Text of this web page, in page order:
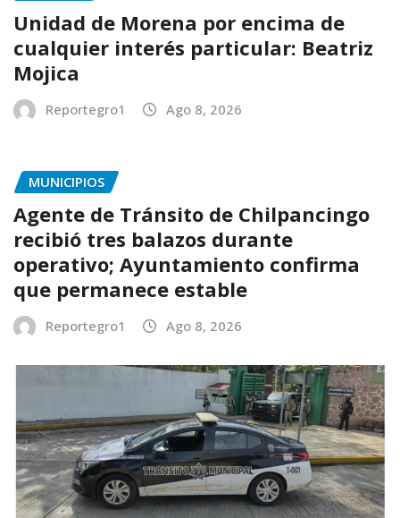
Unidad de Morena por encima de
cualquier interés particular: Beatriz
Mojica
Reportegro1 Ago 8, 2026
MUNICIPIOS
Agente de Tránsito de Chilpancingo
recibió tres balazos durante
operativo; Ayuntamiento confirma
que permanece estable
Reportegro1 Ago 8, 2026